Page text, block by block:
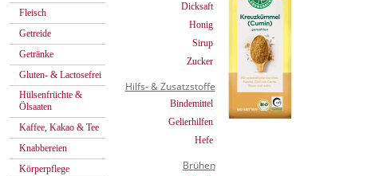
Fleisch
Getreide
Getränke
Gluten- & Lactosefrei
Hülsenfrüchte &
Ölsaaten
Kaffee, Kakao & Tee
Knabbereien
Körperpflege
Dicksaft
Honig
Sirup
Zucker
Hilfs- & Zusatzstoffe
Bindemittel
Gelierhilfen
Hefe
Brühen